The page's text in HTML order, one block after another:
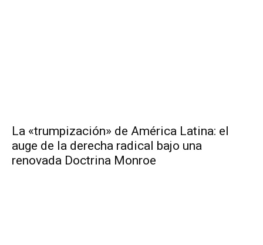
La «trumpización» de América Latina: el
auge de la derecha radical bajo una
renovada Doctrina Monroe